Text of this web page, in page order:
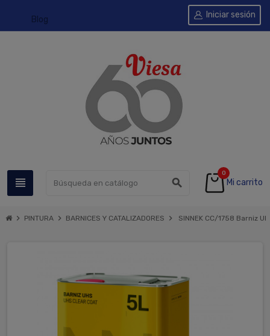
Blog
view_headline search
Iniciar sesión
0
Mi carrito
chevron_right PINTURA chevron_right BARNICES Y CATALIZADORES chevron_right SINNEK CC/1758 Barniz